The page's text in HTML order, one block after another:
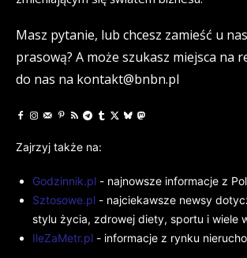
Masz pytanie, lub chcesz zamieść u
prasową? A może szukasz miejsca na
do nas na kontakt@bnbn.pl
Zajrzyj także na:
Godzinnik.pl - najnowsze informacje z
Sztosowe.pl - najciekawsze newsy
stylu życia, zdrowej diety, sportu i wiele
IleZaMetr.pl - informacje z rynku